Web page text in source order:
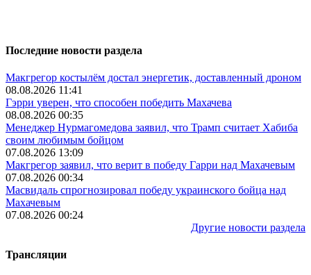
Последние новости раздела
Макгрегор костылём достал энергетик, доставленный дроном
08.08.2026 11:41
Гэрри уверен, что способен победить Махачева
08.08.2026 00:35
Менеджер Нурмагомедова заявил, что Трамп считает Хабиба
своим любимым бойцом
07.08.2026 13:09
Макгрегор заявил, что верит в победу Гарри над Махачевым
07.08.2026 00:34
Масвидаль спрогнозировал победу украинского бойца над
Махачевым
07.08.2026 00:24
Другие новости раздела
Трансляции